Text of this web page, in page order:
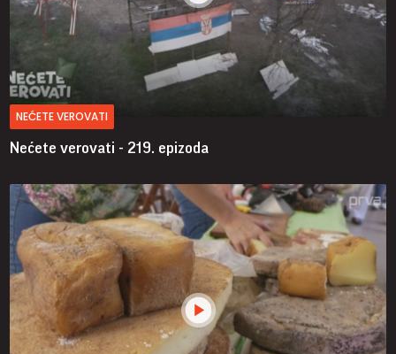
NEĆETE VEROVATI
Nećete verovati - 219. epizoda